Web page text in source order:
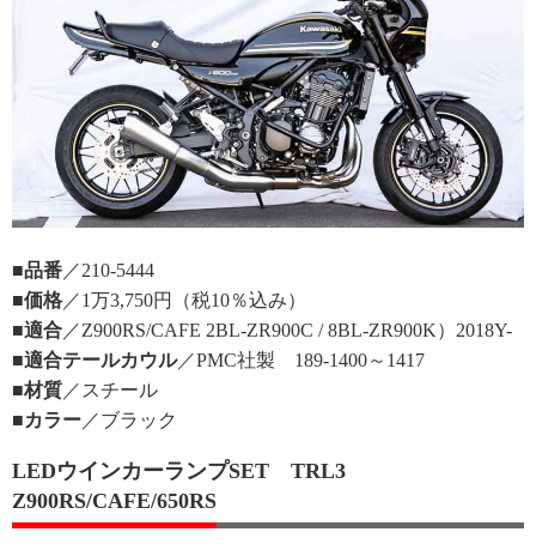
■品番 ／210-5444
■価格 ／1万3,750円（税10％込み）
■適合 ／Z900RS/CAFE 2BL-ZR900C / 8BL-ZR900K）2018Y-
■適合テールカウル／PMC社製 189-1400～1417
■材質 ／スチール
■カラー ／ブラック
LEDウインカーランプSET TRL3
Z900RS/CAFE/650RS